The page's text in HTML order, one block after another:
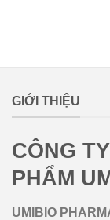
GIỚI THIỆU
CÔNG
PHẨM
UMIBIO